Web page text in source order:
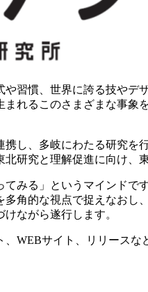
習慣、世界に誇る技やデ
れるこのさまざまな事
し、多岐にわたる研究
研究と理解促進に向け、
みる」というマインドです
多角的な視点で捉えな
ながら遂行します。
WEBサイト、リリース